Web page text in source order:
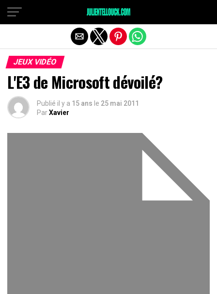
JEUX VIDÉO
L'E3 de Microsoft dévoilé?
Publié il y a 15 ans le 25 mai 2011
ParXavier